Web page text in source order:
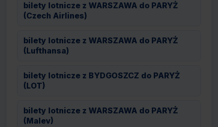
bilety lotnicze z WARSZAWA do PARYŻ
(Czech Airlines)
bilety lotnicze z WARSZAWA do PARYŻ
(Lufthansa)
bilety lotnicze z BYDGOSZCZ do PARYŻ
(LOT)
bilety lotnicze z WARSZAWA do PARYŻ
(Malev)